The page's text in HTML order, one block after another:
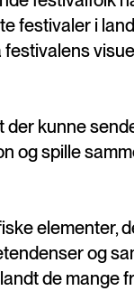
festivaler i
kunne
og spille
elementer,
og
de mange